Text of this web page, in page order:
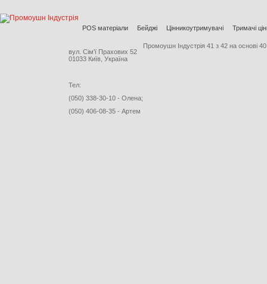
POS матеріали Бейджі Цінникоутримувачі Тримачі
вул. Сім'ї Прахових 52
01033 Київ, Україна
Тел:
(050) 338-30-10 - Олена;
(050) 406-08-35 - Артем
Промоушн Індустрія 41 з 42 на основі 40